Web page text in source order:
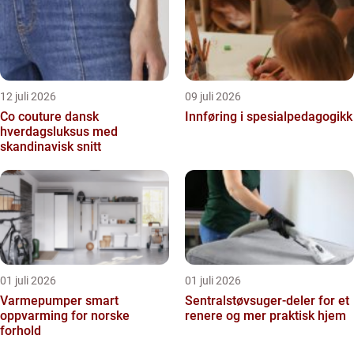
12 juli 2026
Co couture dansk
hverdagsluksus med
skandinavisk snitt
09 juli 2026
Innføring i spesialpedagogikk
01 juli 2026
Varmepumper smart
oppvarming for norske
forhold
01 juli 2026
Sentralstøvsuger-deler for et
renere og mer praktisk hjem